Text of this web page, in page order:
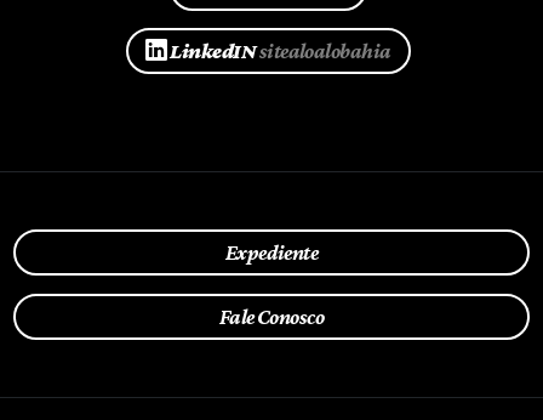
LinkedINsitealoalobahia
Expediente
Fale Conosco